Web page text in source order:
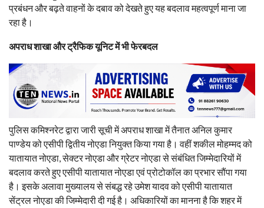
प्रबंधन और बढ़ते वाहनों के दबाव को देखते हुए यह बदलाव महत्वपूर्ण माना जा
रहा है।
अपराध शाखा और ट्रैफिक यूनिट में भी फेरबदल
पुलिस कमिश्नरेट द्वारा जारी सूची में अपराध शाखा में तैनात अनिल कुमार
पाण्डेय को एसीपी द्वितीय नोएडा नियुक्त किया गया है। वहीं शकील मोहम्मद को
यातायात नोएडा, सेक्टर नोएडा और ग्रेटर नोएडा से संबंधित जिम्मेदारियों में
बदलाव करते हुए एसीपी यातायात नोएडा एवं प्रोटोकॉल का प्रभार सौंपा गया
है। इसके अलावा मुख्यालय से संबद्ध रहे उमेश यादव को एसीपी यातायात
सेंट्रल नोएडा की जिम्मेदारी दी गई है। अधिकारियों का मानना है कि शहर में